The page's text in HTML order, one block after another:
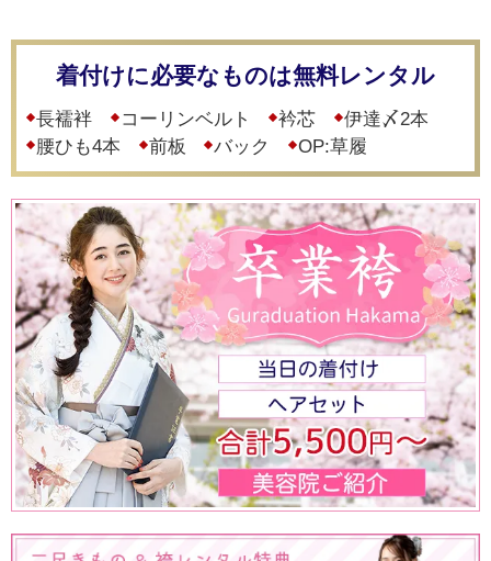
着付けに必要なものは無料レンタル
長襦袢 コーリンベルト 衿芯
伊達〆2本
腰ひも4本
前板 バック OP:草履